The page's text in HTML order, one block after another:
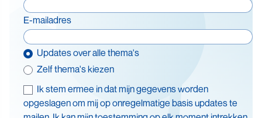
E-mailadres
Updates over alle thema's
Zelf thema's kiezen
Thema's
Ik stem ermee in dat mijn gegevens worden
opgeslagen om mij op onregelmatige basis updates te